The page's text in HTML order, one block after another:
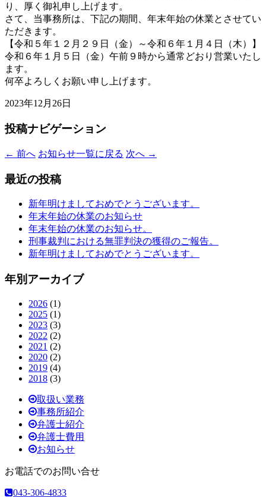
り、厚く御礼申し上げます。
さて、当事務所は、下記の期間、年末年始の休業とさせてい
ただきます。
【令和５年１２月２９日（金）～令和６年１月４日（木）】
令和６年１月５日（金）午前９時から通常どおり営業いたし
ます。
何卒よろしくお願い申し上げます。
2023年12月26日
投稿ナビゲーション
← 前へ お知らせ一覧に戻る 次へ →
最近の投稿
新年明けましておめでとうございます。
年末年始の休業のお知らせ
年末年始の休業のお知らせ。
刑事裁判における無罪判決の獲得のご報告。
新年明けましておめでとうございます。
年別アーカイブ
2026 (1)
2025 (1)
2023 (3)
2022 (2)
2021 (2)
2020 (2)
2019 (4)
2018 (3)
取扱い業務
事務所紹介
弁護士紹介
弁護士費用
お知らせ
お電話でのお問い合せ
043-306-4833